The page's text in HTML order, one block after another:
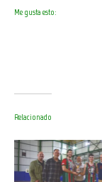
Me gusta esto:
Relacionado